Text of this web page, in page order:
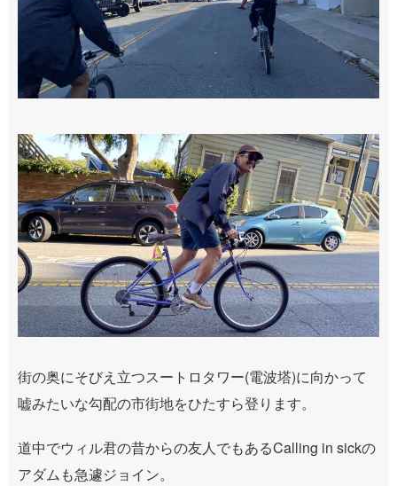
街の奥にそびえ立つスートロタワー(電波塔)に向かって
嘘みたいな勾配の市街地をひたすら登ります。
道中でウィル君の昔からの友人でもあるCalling in sickの
アダムも急遽ジョイン。